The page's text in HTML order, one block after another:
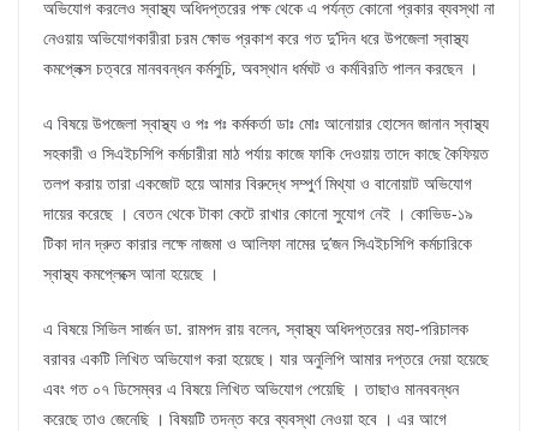
অভিযোগ করলেও স্বাস্থ্য অধিদপ্তরের পক্ষ থেকে এ পর্যন্ত কোনো প্রকার ব্যবস্থা না
নেওয়ায় অভিযোগকারীরা চরম ক্ষোভ প্রকাশ করে গত দু’দিন ধরে উপজেলা স্বাস্থ্য
কমপ্লেক্স চত্বরে মানববন্ধন কর্মসুচি, অবস্থান ধর্মঘট ও কর্মবিরতি পালন করছেন ।
এ বিষয়ে উপজেলা স্বাস্থ্য ও পঃ পঃ কর্মকর্তা ডাঃ মোঃ আনোয়ার হোসেন জানান স্বাস্থ্য
সহকারী ও সিএইচসিপি কর্মচারীরা মাঠ পর্যায় কাজে ফাকি দেওয়ায় তাদে কাছে কৈফিয়ত
তলপ করায় তারা একজোট হয়ে আমার বিরুদ্ধে সম্পুর্ণ মিথ্যা ও বানোয়াট অভিযোগ
দায়ের করেছে । বেতন থেকে টাকা কেটে রাখার কোনো সুযোগ নেই । কোভিড-১৯
টিকা দান দ্রুত কারার লক্ষে নাজমা ও আলিফা নামের দু’জন সিএইচসিপি কর্মচারিকে
স্বাস্থ্য কমপ্লেক্সে আনা হয়েছে ।
এ বিষয়ে সিভিল সার্জন ডা. রামপদ রায় বলেন, স্বাস্থ্য অধিদপ্তরের মহা-পরিচালক
বরাবর একটি লিখিত অভিযোগ করা হয়েছে। যার অনুলিপি আমার দপ্তরে দেয়া হয়েছে
এবং গত ০৭ ডিসেম্বর এ বিষয়ে লিখিত অভিযোগ পেয়েছি । তাছাও মানববন্ধন
করেছে তাও জেনেছি । বিষয়টি তদন্ত করে ব্যবস্থা নেওয়া হবে । এর আগে